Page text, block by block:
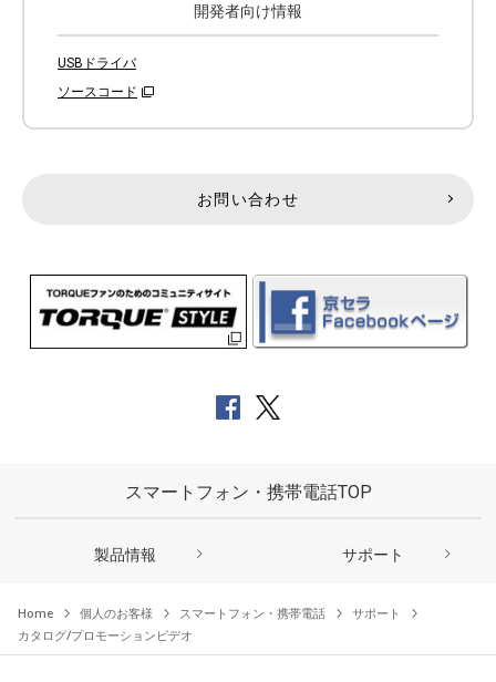
開発者向け情報
USBドライバ
ソースコード
お問い合わせ
スマートフォン・携帯電話TOP
製品情報 サポート
Home 個人のお客様 スマートフォン・携帯電話
サポート
カタログ/プロモーションビデオ